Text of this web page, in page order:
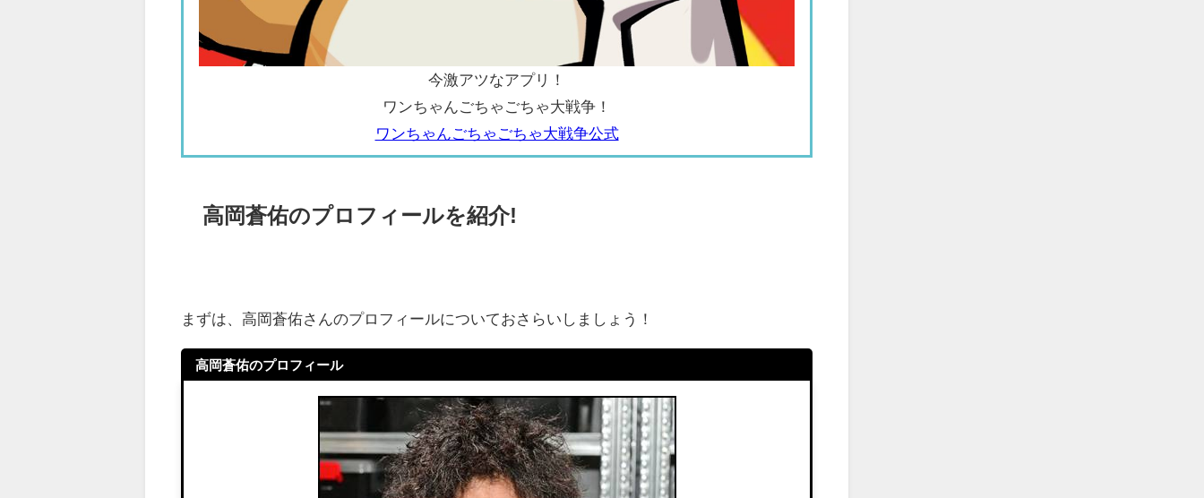
今激アツなアプリ！
ワンちゃんごちゃごちゃ大戦争！
ワンちゃんごちゃごちゃ大戦争公式
高岡蒼佑のプロフィールを紹介!
まずは、高岡蒼佑さんのプロフィールについておさらいしましょう！
高岡蒼佑のプロフィール